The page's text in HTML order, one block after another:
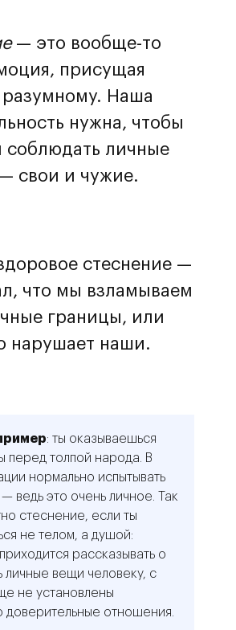
— это вообще-то
присущая
разумному. Наша
нужна, чтобы
соблюдать личные
свои и чужие.
стеснение —
что мы взламываем
границы, или
нарушает наши.
: ты оказываешься
перед толпой народа. В
нормально испытывать
ведь это очень личное. Так
стеснение, если ты
не телом, а душой:
рассказывать о
личные вещи человеку, с
не установлены
доверительные отношения.